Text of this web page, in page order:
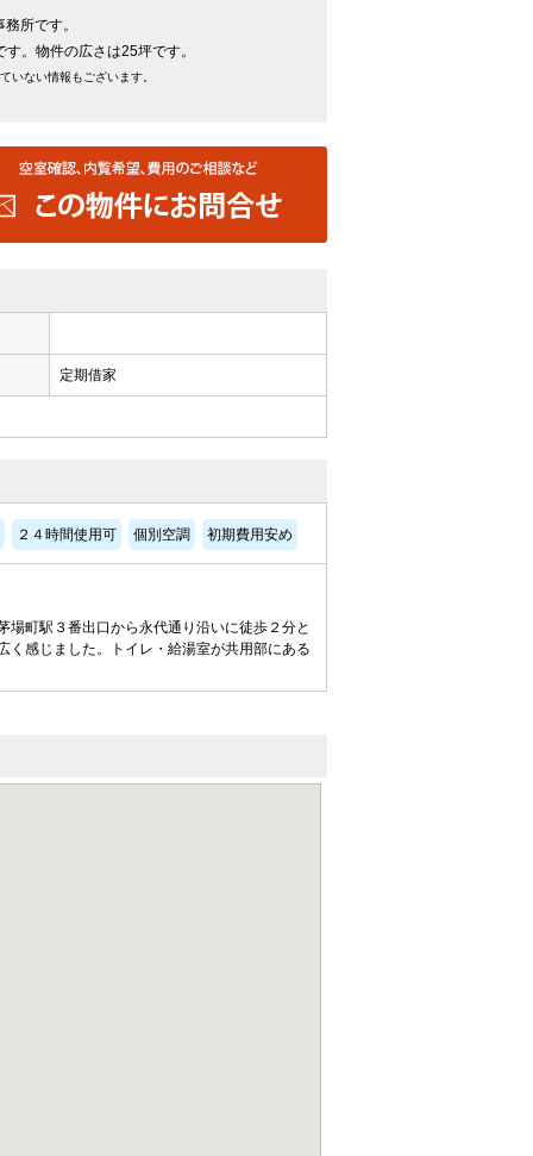
所です。
。物件の広さは25坪です。
いない情報もございます。
定期借家
２４時間使用可 個別空調 初期費用安め
町駅３番出口から永代通り沿いに徒歩２分と
く感じました。トイレ・給湯室が共用部にある